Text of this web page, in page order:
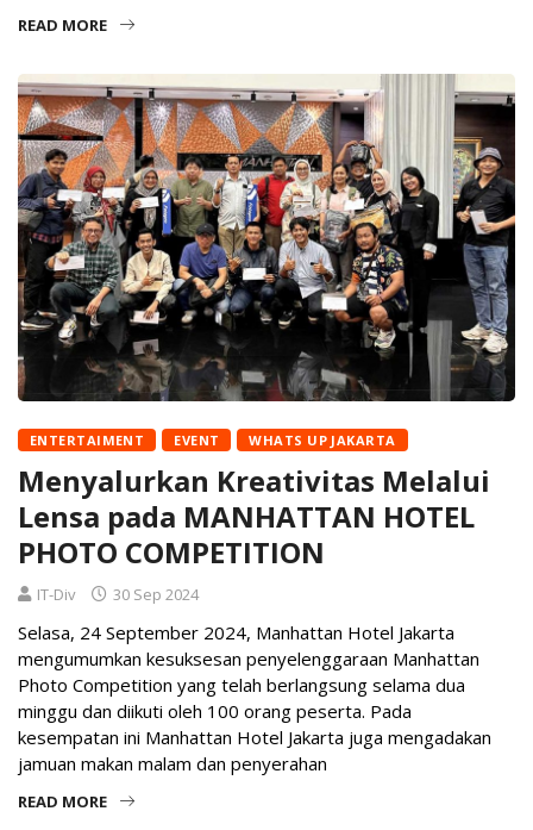
READ MORE
ENTERTAIMENT EVENT WHATS UP JAKARTA
Menyalurkan Kreativitas Melalui
Lensa pada MANHATTAN HOTEL
PHOTO COMPETITION
IT-Div 30 Sep 2024
Selasa, 24 September 2024, Manhattan Hotel Jakarta
mengumumkan kesuksesan penyelenggaraan Manhattan
Photo Competition yang telah berlangsung selama dua
minggu dan diikuti oleh 100 orang peserta. Pada
kesempatan ini Manhattan Hotel Jakarta juga mengadakan
jamuan makan malam dan penyerahan
READ MORE